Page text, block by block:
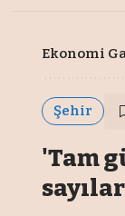
Ekonomi
Şehir
'Tam